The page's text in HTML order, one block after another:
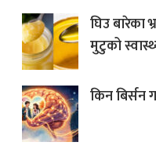
घिउ बारेका
मुटुको
किन बिर्सन